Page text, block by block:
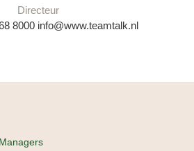
Directeur
8000 info@www.teamtalk.nl